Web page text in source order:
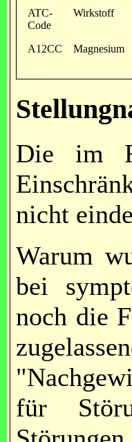
ATC-
Code
Wirkstoff
A12CC Magnesium
Die im
nicht
Warum
bei
noch die
für